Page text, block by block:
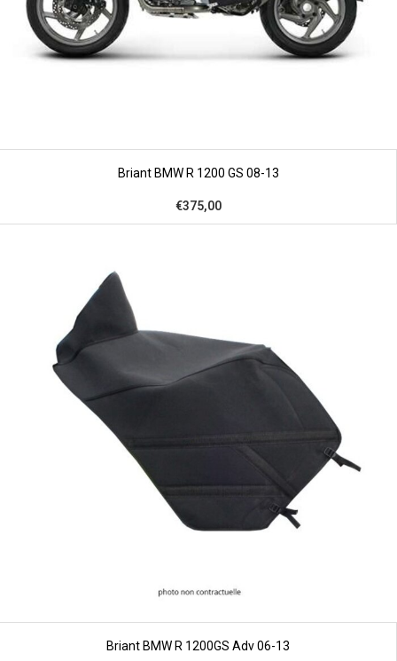
Briant BMW R 1200 GS 08-13
€375,00
Briant BMW R 1200GS Adv 06-13